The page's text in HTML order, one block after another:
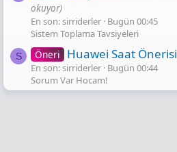
okuyor)
En son: sirriderler Bugün 00:45
Sistem Toplama Tavsiyeleri
S Öneri Huawei Saat Önerisi
En son: sirriderler Bugün 00:44
Sorum Var Hocam!